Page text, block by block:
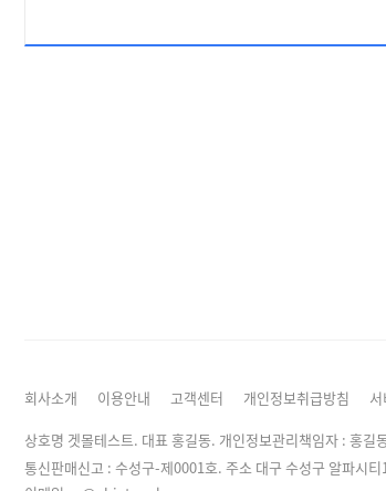
회사소개 이용안내 고객센터 개인정보취급방침
상호명 겟몰테스트. 대표 홍길동. 개인정보관리책임자 : 홍길
통신판매신고 : 수성구-제0001호. 주소 대구 수성구 알파시